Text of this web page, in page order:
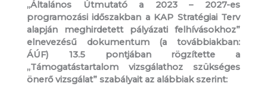
„Általános Útmutató a 2023 – 2027-es
programozási időszakban a KAP Stratégiai Terv
alapján meghirdetett pályázati felhívásokhoz”
elnevezésű dokumentum (a továbbiakban:
ÁÚF) 13.5 pontjában rögzítette a
„Támogatástartalom vizsgálathoz szükséges
önerő vizsgálat” szabályait az alábbiak szerint: